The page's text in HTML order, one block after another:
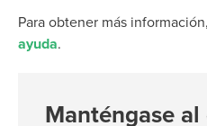
Para obtener más
ayuda.
Manténgase